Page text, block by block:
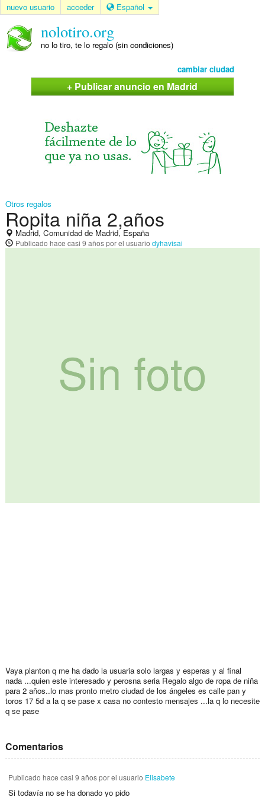
nuevo usuario acceder Español
nolotiro.org
no lo tiro, te lo regalo (sin condiciones)
cambiar ciudad
+ Publicar anuncio en Madrid
Otros regalos
Ropita niña 2,años
Madrid, Comunidad de Madrid, España
Publicado hace casi 9 añospor el usuario dyhavisai
Vaya planton q me ha dado la usuaria solo largas y esperas y al final
nada ...quien este interesado y perosna seria Regalo algo de ropa de niña
para 2 años..lo mas pronto metro ciudad de los ángeles es calle pan y
toros 17 5d a la q se pase x casa no contesto mensajes ...la q lo necesite
q se pase
Comentarios
Publicado hace casi 9 añospor el usuario Elisabete
Si todavía no se ha donado yo pido